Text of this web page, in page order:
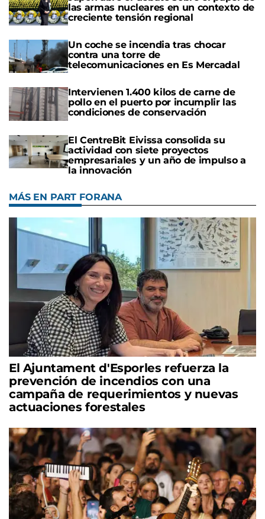
las armas nucleares en un contexto de
creciente tensión regional
Un coche se incendia tras chocar
contra una torre de
telecomunicaciones en Es Mercadal
Intervienen 1.400 kilos de carne de
pollo en el puerto por incumplir las
condiciones de conservación
El CentreBit Eivissa consolida su
actividad con siete proyectos
empresariales y un año de impulso a
la innovación
MÁS EN PART FORANA
El Ajuntament d'Esporles refuerza la
prevención de incendios con una
campaña de requerimientos y nuevas
actuaciones forestales